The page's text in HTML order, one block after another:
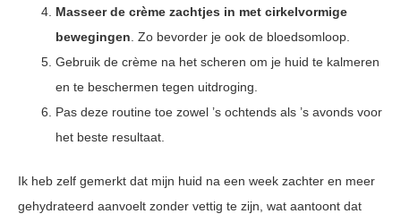
Masseer de crème zachtjes in met cirkelvormige
bewegingen. Zo bevorder je ook de bloedsomloop.
Gebruik de crème na het scheren om je huid te kalmeren
en te beschermen tegen uitdroging.
Pas deze routine toe zowel ’s ochtends als ’s avonds voor
het beste resultaat.
Ik heb zelf gemerkt dat mijn huid na een week zachter en meer
gehydrateerd aanvoelt zonder vettig te zijn, wat aantoont dat